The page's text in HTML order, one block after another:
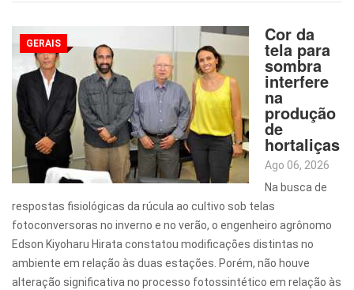
GERAIS Cor da
tela para
sombra
interfere
na
produção
de
hortaliças
Ago 06, 2026
Na busca de
respostas fisiológicas da rúcula ao cultivo sob telas
fotoconversoras no inverno e no verão, o engenheiro agrônomo
Edson Kiyoharu Hirata constatou modificações distintas no
ambiente em relação às duas estações. Porém, não houve
alteração significativa no processo fotossintético em relação às